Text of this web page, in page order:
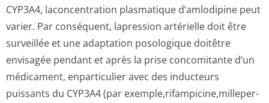
CYP3A4, laconcentration plasmatique d’amlodipine peut
varier. Par conséquent, lapression artérielle doit être
surveillée et une adaptation posologique doitêtre
envisagée pendant et après la prise concomitante d’un
médicament, enparticulier avec des inducteurs
puissants du CYP3A4 (par exemple,rifam­picine,milleper­